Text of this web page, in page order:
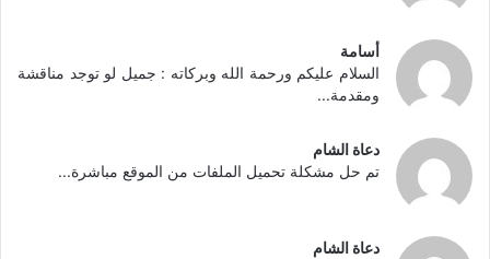
أسامة
السلام عليكم ورحمة الله وبركاته : جميل لو توجد مناقشة
ومقدمة...
دعاة الشام
تم حل مشكلة تحميل الملفات من الموقع مباشرة...
دعاة الشام